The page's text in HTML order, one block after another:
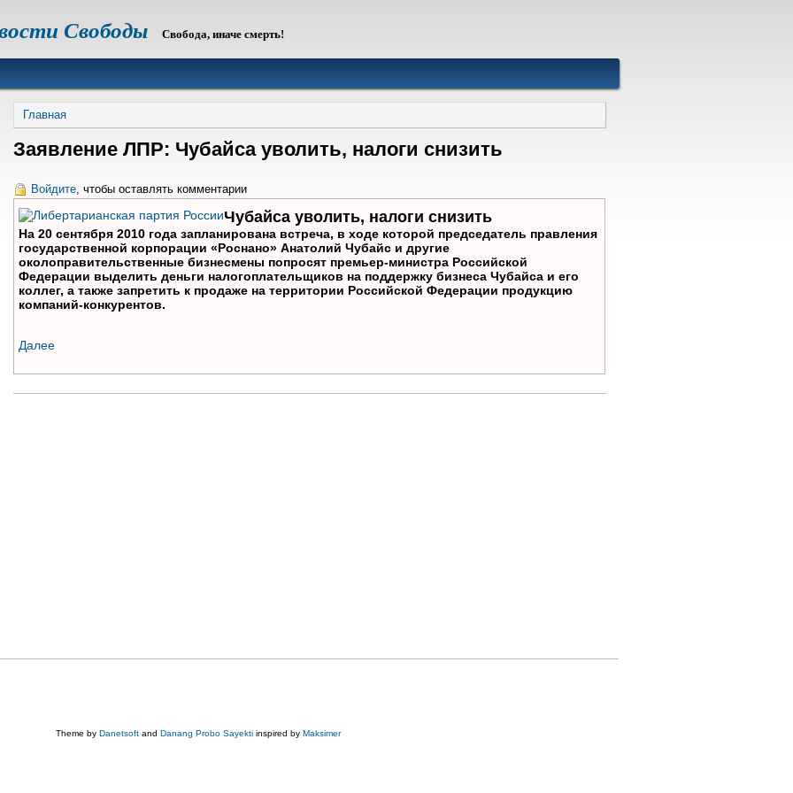
Свободы Свобода, иначе смерть!
Строка
навигации
Главная
Заявление ЛПР: Чубайса уволить, налоги снизить
Войдите , чтобы оставлять комментарии
Чубайса уволить, налоги снизить
На 20 сентября 2010 года запланирована встреча, в ходе которой председатель правления
государственной корпорации «Роснано» Анатолий Чубайс и другие
околоправительственные бизнесмены попросят премьер-министра Российской
Федерации выделить деньги налогоплательщиков на поддержку бизнеса Чубайса и его
коллег, а также запретить к продаже на территории Российской Федерации продукцию
компаний-конкурентов.
Далее
Theme by Danetsoft and Danang Probo Sayekti inspired by Maksimer